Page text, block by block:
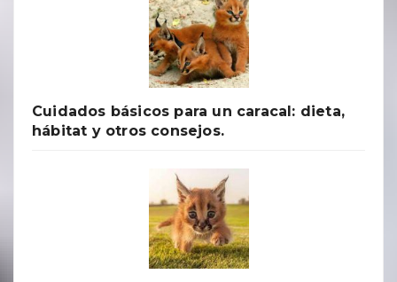
Cuidados básicos para un caracal: dieta,
hábitat y otros consejos.